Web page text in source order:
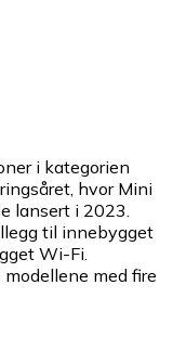
i kategorien
hvor Mini
lansert i 2023.
til innebygget
Wi-Fi.
med fire